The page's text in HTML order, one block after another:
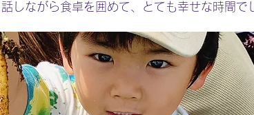
しながら食卓を囲めて、とても幸せな時間で